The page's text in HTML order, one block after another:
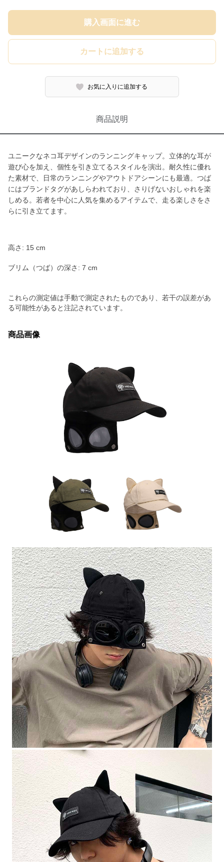
購入画面に進む
カートに追加する
お気に入りに追加する
商品説明
ユニークなネコ耳デザインのランニングキャップ。立体的な耳が
遊び心を加え、個性を引き立てるスタイルを演出。耐久性に優れ
た素材で、日常のランニングやアウトドアシーンにも最適。つば
にはブランドタグがあしらわれており、さりげないおしゃれを楽
しめる。若者を中心に人気を集めるアイテムで、走る楽しさをさ
らに引き立てます。
高さ: 15 cm
ブリム（つば）の深さ: 7 cm
これらの測定値は手動で測定されたものであり、若干の誤差があ
る可能性があると注記されています。
商品画像